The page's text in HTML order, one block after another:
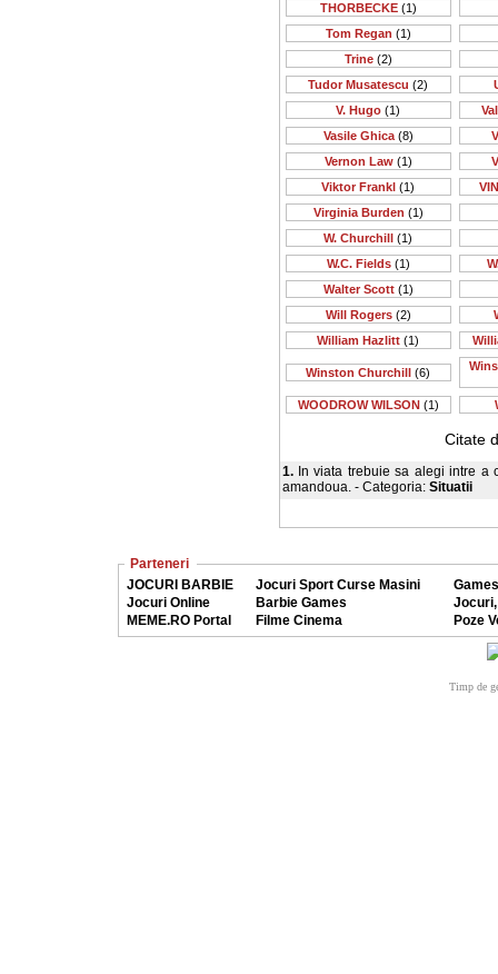
THORBECKE(1)
Tom Regan (1)
Trine(2)
Tudor Musatescu (2)
V. Hugo (1)
Vasile Ghica(8)
Vernon Law(1)
Viktor Frankl (1)
Virginia Burden (1)
W. Churchill (1)
W.C. Fields(1)
Walter Scott(1)
Will Rogers(2)
William Hazlitt (1)
Winston Churchill (6)
WOODROW WILSON(1)
Citate
1.In viata trebuie sa alegi intre a
amandoua. - Categoria: Situatii
Parteneri
JOCURI BARBIE
Jocuri Sport Curse Masini
Jocuri Online
Barbie Games
MEME.RO Portal
Filme Cinema Poze
Timp de